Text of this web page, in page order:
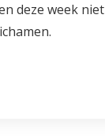
deze week niet